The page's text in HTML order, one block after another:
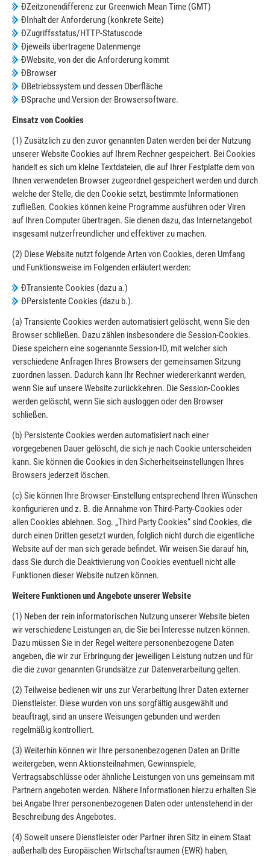
ÐZeitzonendifferenz zur Greenwich Mean Time (GMT)
ÐInhalt der Anforderung (konkrete Seite)
ÐZugriffsstatus/HTTP-Statuscode
Ðjeweils übertragene Datenmenge
ÐWebsite, von der die Anforderung kommt
ÐBrowser
ÐBetriebssystem und dessen Oberfläche
ÐSprache und Version der Browsersoftware.
Einsatz von Cookies
(1) Zusätzlich zu den zuvor genannten Daten werden bei der Nutzung
unserer Website Cookies auf Ihrem Rechner gespeichert. Bei Cookies
handelt es sich um kleine Textdateien, die auf Ihrer Festplatte dem von
Ihnen verwendeten Browser zugeordnet gespeichert werden und durch
welche der Stelle, die den Cookie setzt, bestimmte Informationen
zufließen. Cookies können keine Programme ausführen oder Viren
auf Ihren Computer übertragen. Sie dienen dazu, das Internetangebot
insgesamt nutzerfreundlicher und effektiver zu machen.
(2) Diese Website nutzt folgende Arten von Cookies, deren Umfang
und Funktionsweise im Folgenden erläutert werden:
ÐTransiente Cookies (dazu a.)
ÐPersistente Cookies (dazu b.).
(a) Transiente Cookies werden automatisiert gelöscht, wenn Sie den
Browser schließen. Dazu zählen insbesondere die Session-Cookies.
Diese speichern eine sogenannte Session-ID, mit welcher sich
verschiedene Anfragen Ihres Browsers der gemeinsamen Sitzung
zuordnen lassen. Dadurch kann Ihr Rechner wiedererkannt werden,
wenn Sie auf unsere Website zurückkehren. Die Session-Cookies
werden gelöscht, wenn Sie sich ausloggen oder den Browser
schließen.
(b) Persistente Cookies werden automatisiert nach einer
vorgegebenen Dauer gelöscht, die sich je nach Cookie unterscheiden
kann. Sie können die Cookies in den Sicherheitseinstellungen Ihres
Browsers jederzeit löschen.
(c) Sie können Ihre Browser-Einstellung entsprechend Ihren Wünschen
konfigurieren und z. B. die Annahme von Third-Party-Cookies oder
allen Cookies ablehnen. Sog. „Third Party Cookies“ sind Cookies, die
durch einen Dritten gesetzt wurden, folglich nicht durch die eigentliche
Website auf der man sich gerade befindet. Wir weisen Sie darauf hin,
dass Sie durch die Deaktivierung von Cookies eventuell nicht alle
Funktionen dieser Website nutzen können.
Weitere Funktionen und Angebote unserer Website
(1) Neben der rein informatorischen Nutzung unserer Website bieten
wir verschiedene Leistungen an, die Sie bei Interesse nutzen können.
Dazu müssen Sie in der Regel weitere personenbezogene Daten
angeben, die wir zur Erbringung der jeweiligen Leistung nutzen und für
die die zuvor genannten Grundsätze zur Datenverarbeitung gelten.
(2) Teilweise bedienen wir uns zur Verarbeitung Ihrer Daten externer
Dienstleister. Diese wurden von uns sorgfältig ausgewählt und
beauftragt, sind an unsere Weisungen gebunden und werden
regelmäßig kontrolliert.
(3) Weiterhin können wir Ihre personenbezogenen Daten an Dritte
weitergeben, wenn Aktionsteilnahmen, Gewinnspiele,
Vertragsabschlüsse oder ähnliche Leistungen von uns gemeinsam mit
Partnern angeboten werden. Nähere Informationen hierzu erhalten Sie
bei Angabe Ihrer personenbezogenen Daten oder untenstehend in der
Beschreibung des Angebotes.
(4) Soweit unsere Dienstleister oder Partner ihren Sitz in einem Staat
außerhalb des Europäischen Wirtschaftsraumen (EWR) haben,